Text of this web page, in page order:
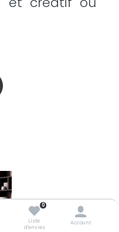
0
Liste
d'envies
Account